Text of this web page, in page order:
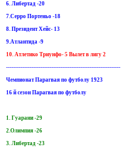
6. Либертад -20
7.Серро Портеньо -18
8. Президент Хейс- 13
9.Атлантида -9
10. Атлетико Триунфо- 5 Вылет в лигу 2
---------------------------------------------------------------
Чемпионат Парагвая по футболу 1923
16 й сезон Парагвая по футболу
1. Гуарани -29
2.Олимпия -26
3. Либертад -23